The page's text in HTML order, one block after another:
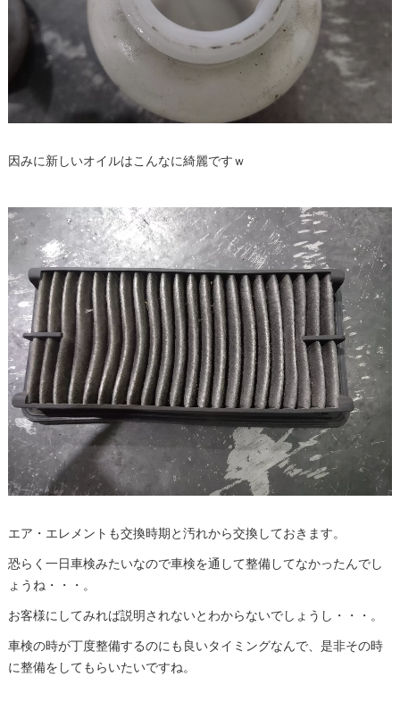
因みに新しいオイルはこんなに綺麗ですｗ
エア・エレメントも交換時期と汚れから交換しておきます。
恐らく一日車検みたいなので車検を通して整備してなかったんでし
ょうね・・・。
お客様にしてみれば説明されないとわからないでしょうし・・・。
車検の時が丁度整備するのにも良いタイミングなんで、是非その時
に整備をしてもらいたいですね。